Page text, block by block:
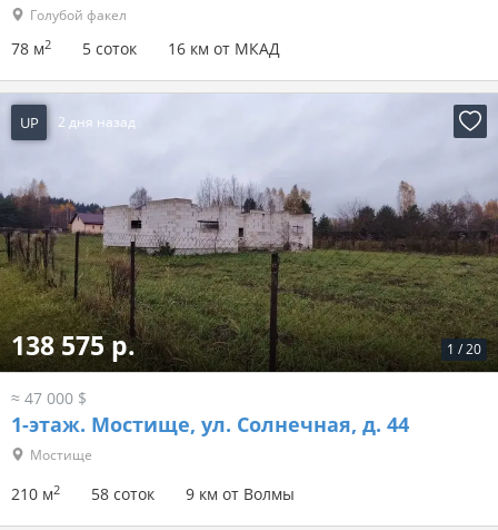
Голубой факел
78 м2 5 соток 16 км от МКАД
UP 2 дня назад
1 /20
138 575 р.
≈ 47 000 $
1-этаж. Мостище, ул. Солнечная, д. 44
Мостище
210 м2 58 соток 9 км от Волмы